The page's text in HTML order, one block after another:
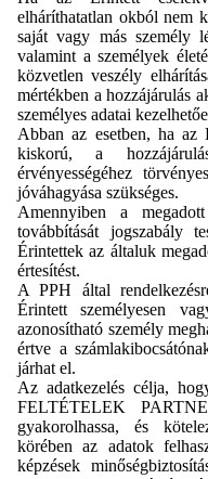
elháríthatatlan okból nem
saját vagy más személy
valamint a személyek
közvetlen veszély
mértékben a hozzájárulás
személyes adatai
Abban az esetben, ha
kiskorú, a
érvényességéhez
jóváhagyása szükséges.
Amennyiben a
továbbítását jogszabály
Érintettek az általuk
értesítést.
A PPH által
Érintett személyesen
azonosítható személy
értve a
járhat el.
Az adatkezelés célja,
FELTÉTELEK
gyakorolhassa, és
körében az adatok
képzések